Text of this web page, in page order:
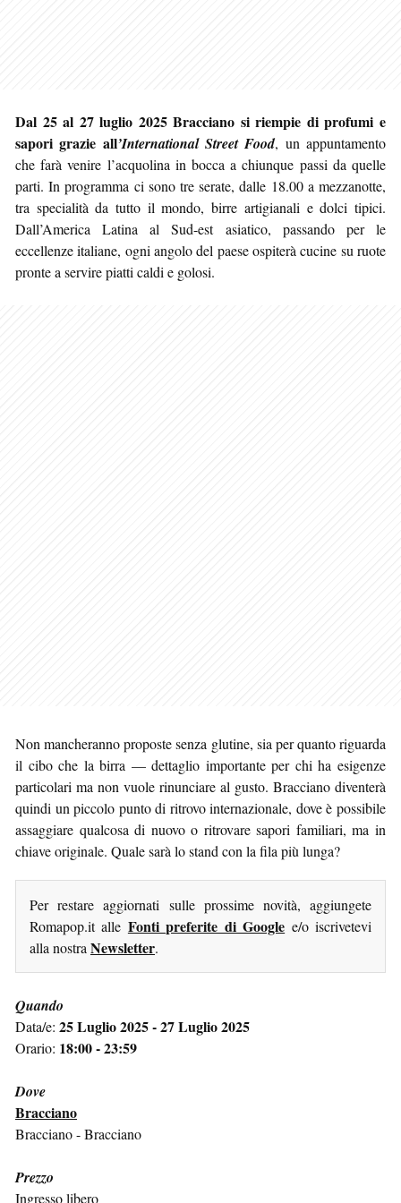
Dal 25 al 27 luglio 2025 Bracciano si riempie di profumi e
sapori grazie all’International Street Food, un appuntamento
che farà venire l’acquolina in bocca a chiunque passi da quelle
parti. In programma ci sono tre serate, dalle 18.00 a mezzanotte,
tra specialità da tutto il mondo, birre artigianali e dolci tipici.
Dall’America Latina al Sud-est asiatico, passando per le
eccellenze italiane, ogni angolo del paese ospiterà cucine su ruote
pronte a servire piatti caldi e golosi.
Non mancheranno proposte senza glutine, sia per quanto riguarda
il cibo che la birra — dettaglio importante per chi ha esigenze
particolari ma non vuole rinunciare al gusto. Bracciano diventerà
quindi un piccolo punto di ritrovo internazionale, dove è possibile
assaggiare qualcosa di nuovo o ritrovare sapori familiari, ma in
chiave originale. Quale sarà lo stand con la fila più lunga?
Per restare aggiornati sulle prossime novità, aggiungete
Romapop.it alle Fonti preferite di Google e/o iscrivetevi
alla nostra Newsletter.
Quando
Data/e: 25 Luglio 2025 - 27 Luglio 2025
Orario: 18:00 - 23:59
Dove
Bracciano
Bracciano - Bracciano
Prezzo
Ingresso libero